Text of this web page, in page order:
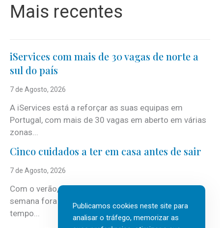
Mais recentes
iServices com mais de 30 vagas de norte a
sul do país
7 de Agosto, 2026
A iServices está a reforçar as suas equipas em
Portugal, com mais de 30 vagas em aberto em várias
zonas...
Cinco cuidados a ter em casa antes de sair
7 de Agosto, 2026
Com o verão, chegam também as férias, os fins-de-
semana fora e os dias em que a casa fica mais
tempo...
Publicamos cookies neste site para
analisar o tráfego, memorizar as